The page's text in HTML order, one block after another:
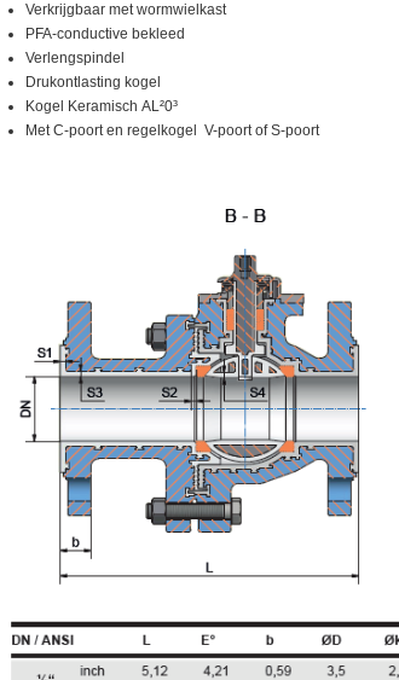
Verkrijgbaar met wormwielkast
PFA-conductive bekleed
Verlengspindel
Drukontlasting kogel
Kogel Keramisch AL²0³
Met C-poort en regelkogel V-poort of S-poort